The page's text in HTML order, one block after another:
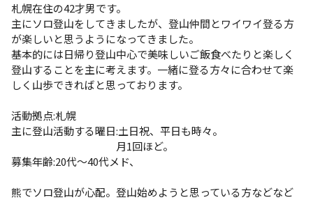
札幌在住の42才男です。
主にソロ登山をしてきましたが、登山仲間とワイワイ登る方
が楽しいと思うようになってきました。
基本的には日帰り登山中心で美味しいご飯食べたりと楽しく
登山することを主に考えます。一緒に登る方々に合わせて楽
しく山歩できればと思っております。
活動拠点:札幌
主に登山活動する曜日:土日祝、平日も時々。
月1回ほど。
募集年齢:20代〜40代メド、
熊でソロ登山が心配。登山始めようと思っている方などなど